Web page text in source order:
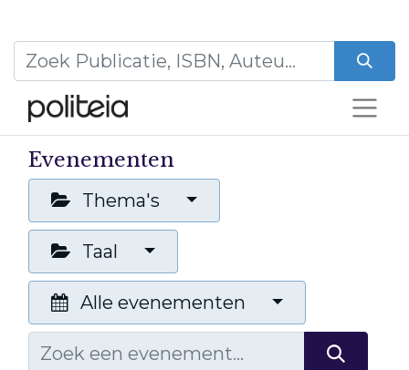
Evenementen
Thema's
Taal
Alle evenementen